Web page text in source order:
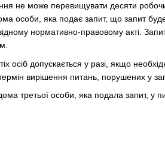
не може перевищувати десяти
особи, яка подає запит, що запит
нормативно-правовому акті.
осіб допускається у разі, якщо
вирішення питань, порушених у
третьої особи, яка подала запит, у